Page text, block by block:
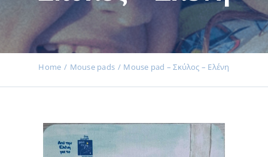
Εκδηλώσεις
Προϊόντα
Home Μouse pads Mouse pad – Σκύλος – Ελένη